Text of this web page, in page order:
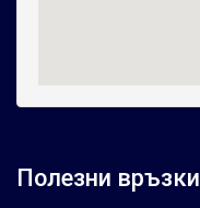
Полезни връзки